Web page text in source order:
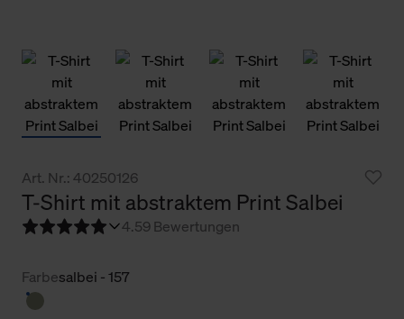
Art. Nr.: 40250126
T-Shirt mit abstraktem Print Salbei
4.59 Bewertungen
Farbesalbei - 157